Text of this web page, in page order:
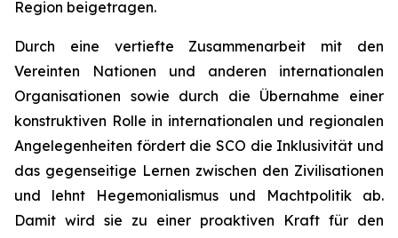
Region beigetragen.
Durch eine vertiefte Zusammenarbeit mit den
Vereinten Nationen und anderen internationalen
Organisationen sowie durch die Übernahme einer
konstruktiven Rolle in internationalen und regionalen
Angelegenheiten fördert die SCO die Inklusivität und
das gegenseitige Lernen zwischen den Zivilisationen
und lehnt Hegemonialismus und Machtpolitik ab.
Damit wird sie zu einer proaktiven Kraft für den